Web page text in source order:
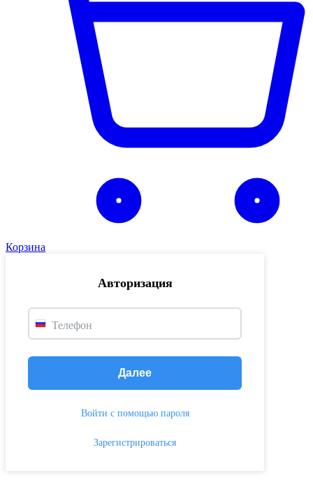
Корзина
Авторизация
Телефон
Далее
Войти с помощью пароля
Зарегистрироваться